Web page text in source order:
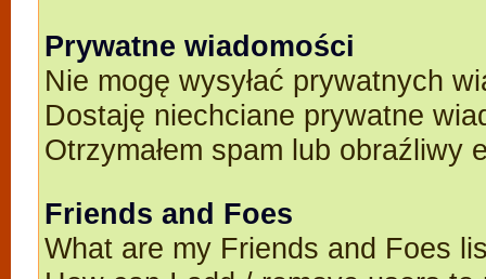
Prywatne wiadomości
Nie mogę wysyłać prywatnych
Dostaję niechciane prywatne
Otrzymałem spam lub obraźliwy
Friends and Foes
What are my Friends and Foes